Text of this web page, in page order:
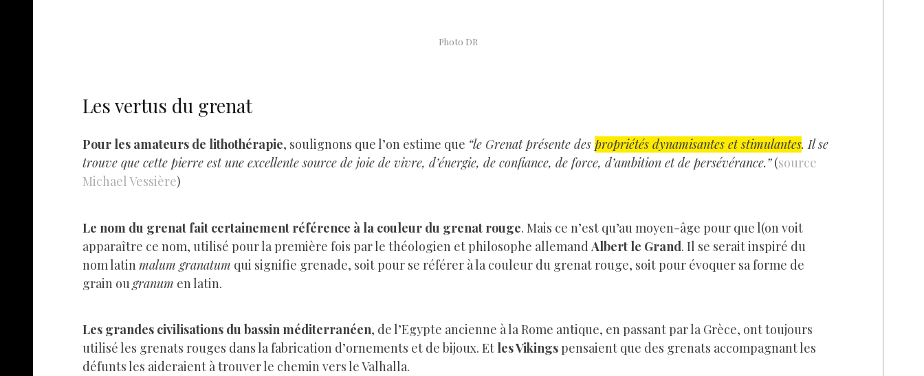
Photo DR
Les vertus du grenat
Pour les amateurs de lithothérapie, soulignons que l’on estime que “le Grenat présente des propriétés dynamisantes et stimulantes. Il se
trouve que cette pierre est une excellente source de joie de vivre, d’énergie, de confiance, de force, d’ambition et de persévérance.”(source
Michael Vessière)
Le nom du grenat fait certainement référence à la couleur du grenat rouge. Mais ce n’est qu’au moyen-âge pour que l(on voit
apparaître ce nom, utilisé pour la première fois par le théologien et philosophe allemandAlbert le Grand. Il se serait inspiré du
nom latinmalum granatum qui signifie grenade, soit pour se référer à la couleur du grenat rouge, soit pour évoquer sa forme de
grain ougranum en latin.
Les grandes civilisations du bassin méditerranéen, de l’Egypte ancienne à la Rome antique, en passant par la Grèce, ont toujours
utilisé les grenats rouges dans la fabrication d’ornements et de bijoux. Et les Vikingspensaient que des grenats accompagnant les
défunts les aideraient à trouver le chemin vers le Valhalla.